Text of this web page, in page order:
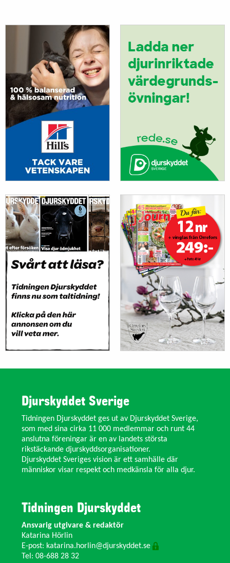
Djurskyddet Sverige
Tidningen Djurskyddet ges ut av Djurskyddet Sverige,
som med sina cirka 11 000 medlemmar och runt 44
anslutna föreningar är en av landets största
rikstäckande djurskyddsorganisationer.
Djurskyddet Sveriges vision är ett samhälle där
människor visar respekt och medkänsla för alla djur.
Tidningen Djurskyddet
Ansvarig utgivare & redaktör
Katarina Hörlin
E-post: katarina.horlin@djurskyddet.se
Tel: 08-688 28 32